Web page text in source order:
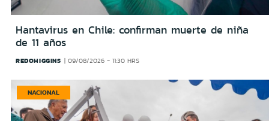
Hantavirus en Chile: confirman muerte de niña
de 11 años
REDOHIGGINS 09/08/2026 - 11:30 HRS
NACIONAL